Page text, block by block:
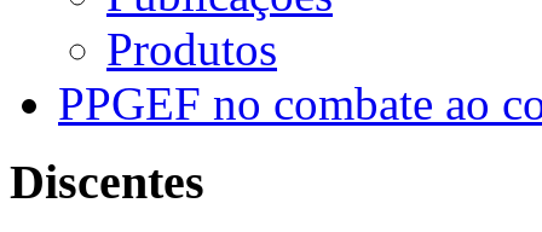
Produtos
PPGEF no combate ao
Discentes